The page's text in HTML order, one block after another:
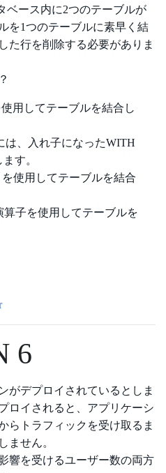
ベース内に2つのテーブルが
を1つのテーブルに素早く結
た行を削除する必要がありま
用してテーブルを結合し
は、入れ子になったWITH
す。
使用してテーブルを結合
子を使用してテーブルを
6
がデプロイされているとしま
ロイされると、アプリケーシ
らトラフィックを受け取るま
ません。
響を受けるユーザー数の両方